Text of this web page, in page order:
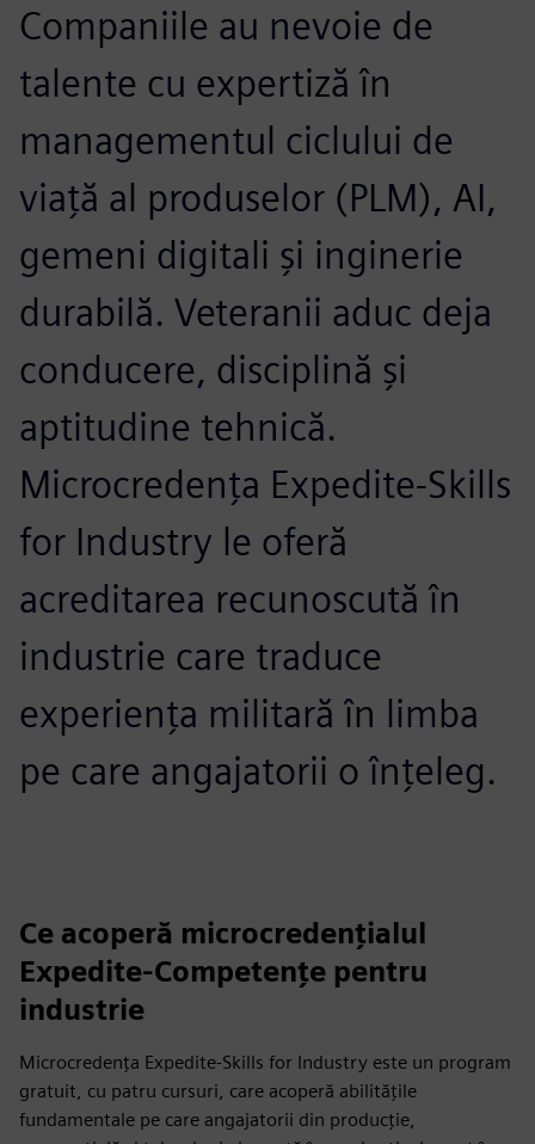
Companiile au nevoie de
talente cu expertiză în
managementul ciclului de
viață al produselor (PLM), AI,
gemeni digitali și inginerie
durabilă. Veteranii aduc deja
conducere, disciplină și
aptitudine tehnică.
Microcredența Expedite-Skills
for Industry le oferă
acreditarea recunoscută în
industrie care traduce
experiența militară în limba
pe care angajatorii o înțeleg.
Ce acoperă microcredențialul
Expedite-Competențe pentru
industrie
Microcredența Expedite-Skills for Industry este un program
gratuit, cu patru cursuri, care acoperă abilitățile
fundamentale pe care angajatorii din producție,